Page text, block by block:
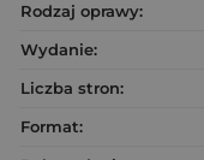
Rodzaj oprawy:
Wydanie:
Liczba stron:
Format: